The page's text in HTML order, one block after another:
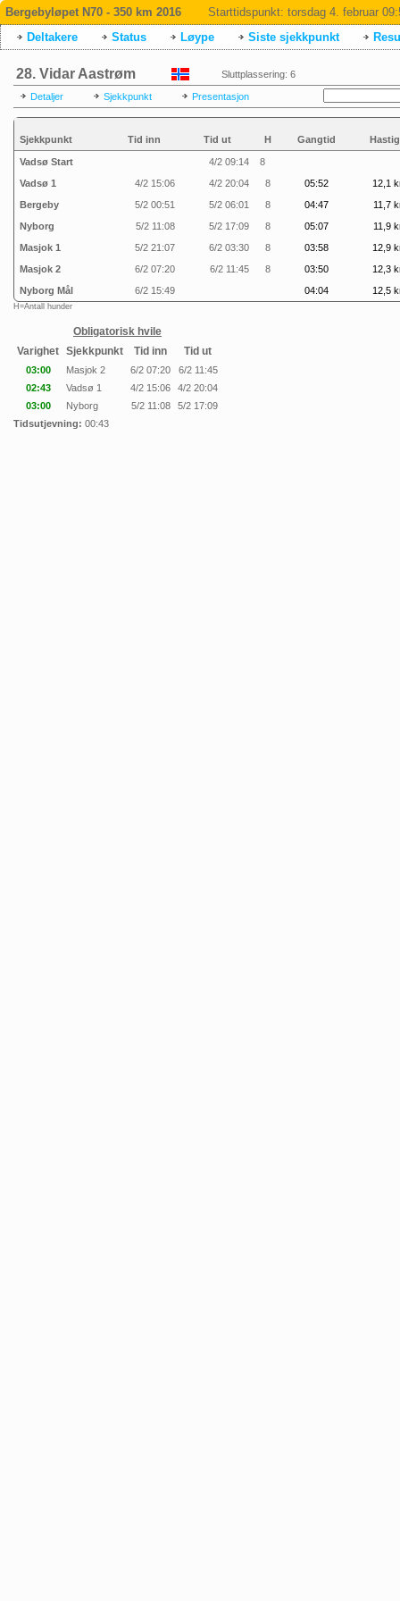
Bergebyløpet N70 - 350 km 2016 Starttidspunkt: torsdag 4. februar
Deltakere
Status Løype Siste sjekkpunkt
28. Vidar Aastrøm Sluttplassering: 6
Detaljer Sjekkpunkt Presentasjon
Sjekkpunkt Tid inn Tid ut H Gangtid
Vadsø Start 4/2 09:14
8
Vadsø 1
4/2 15:06 4/2 20:04 8 05:52
12,1
Bergeby
5/2 00:51 5/2 06:01 8 04:47
11,7
Nyborg
5/2 11:08 5/2 17:09 8 05:07
11,9
Masjok 1
5/2 21:07 6/2 03:30 8 03:58
12,9
Masjok 2
6/2 07:20 6/2 11:45 8 03:50
12,3
Nyborg Mål
6/2 15:49 04:04 12,5
H=Antall hunder
Obligatorisk hvile
Varighet Sjekkpunkt Tid inn Tid ut
03:00 Masjok 2 6/2 07:20
6/2 11:45
02:43
Vadsø 1 4/2 15:06
4/2 20:04
03:00
Nyborg 5/2 11:08
5/2 17:09
Tidsutjevning: 00:43